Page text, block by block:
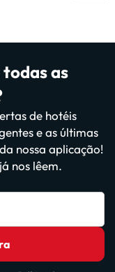
as
de hotéis
e as últimas
nossa aplicação!
nos lêem.